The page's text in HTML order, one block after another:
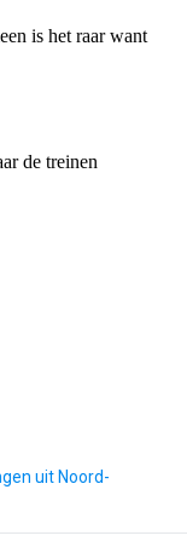
uit Noord-